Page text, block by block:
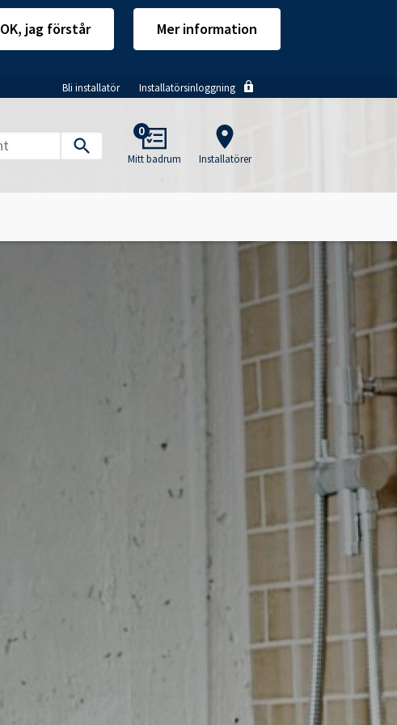
OK, jag förstår Mer information
Bli installatör Installatörsinloggning
0
Mitt badrum
navigation
Installatörer